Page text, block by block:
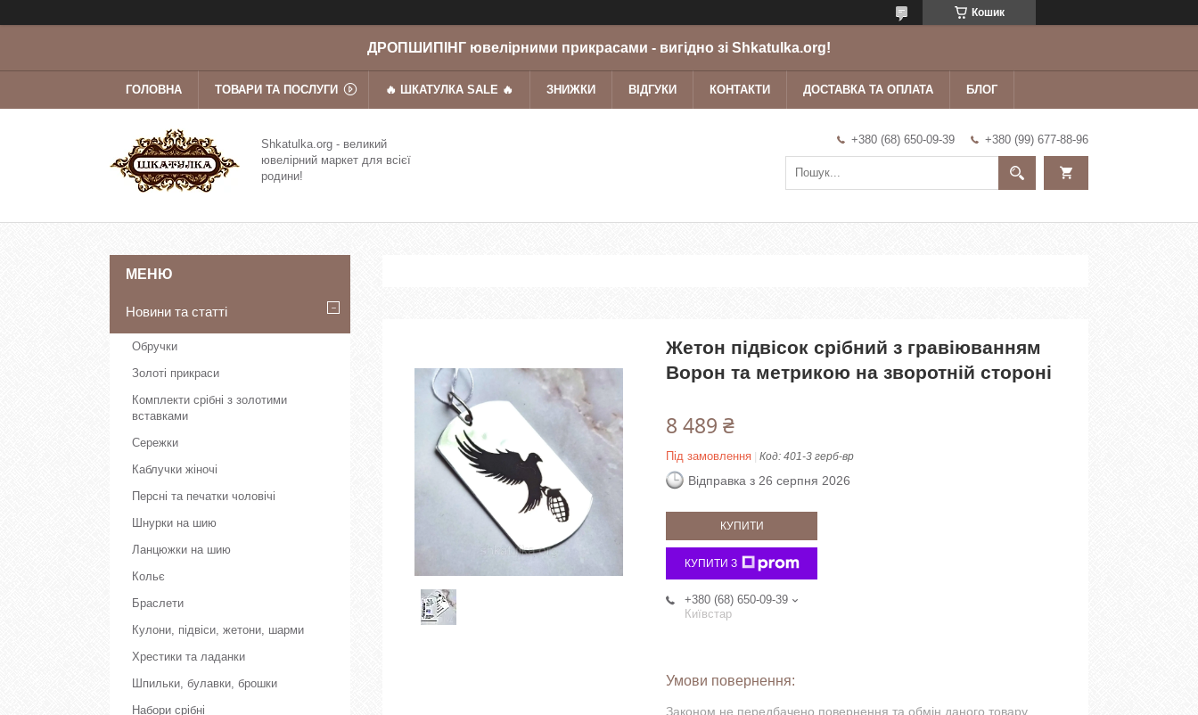
Кошик
ДРОПШИПІНГ ювелірними прикрасами - вигідно зі Shkatulka.org!
ГОЛОВНА ТОВАРИ ТА ПОСЛУГИ 🔥 ШКАТУЛКА SALE 🔥 ЗНИЖКИ ВІДГУКИ КОНТАКТИ ДОСТАВКА ТА ОПЛАТА БЛОГ
Shkatulka.org - великий
ювелірний маркет для всієї
родини!
+380 (68) 650-09-39 +380 (99) 677-88-96
Жетон підвісок срібний з гравіюванням
Ворон та метрикою на зворотній стороні
8 489 ₴
Під замовлення Код: 401-3 герб-вр
Відправка з 26 серпня 2026
КУПИТИ
КУПИТИ З
+380 (68) 650-09-39
Київстар
Законом не передбачено повернення та обмін даного товару
Новини та статті
Обручки
Золоті прикраси
Комплекти срібні з золотими
вставками
Сережки
Каблучки жіночі
Персні та печатки чоловічі
Шнурки на шию
Ланцюжки на шию
Кольє
Браслети
Кулони, підвіси, жетони, шарми
Хрестики та ладанки
Шпильки, булавки, брошки
Набори срібні